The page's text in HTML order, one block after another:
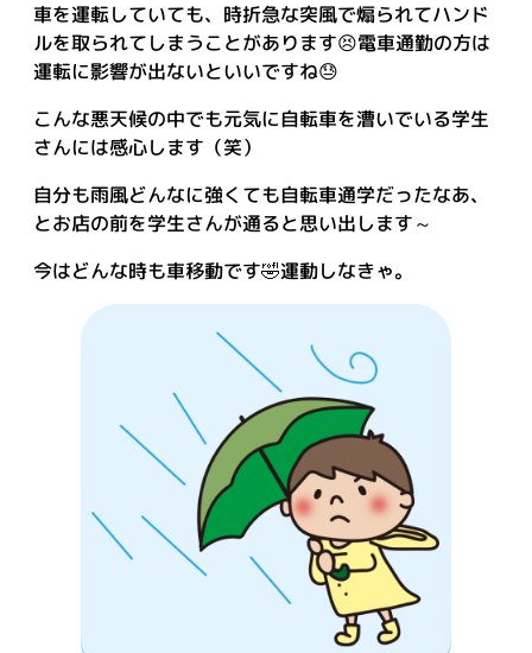
車を運転していても、時折急な突風で煽られてハンド
ルを取られてしまうことがあります😣電車通勤の方は
運転に影響が出ないといいですね😓
こんな悪天候の中でも元気に自転車を漕いでいる学生
さんには感心します（笑）
自分も雨風どんなに強くても自転車通学だったなあ、
とお店の前を学生さんが通ると思い出します～
今はどんな時も車移動です🤣運動しなきゃ。